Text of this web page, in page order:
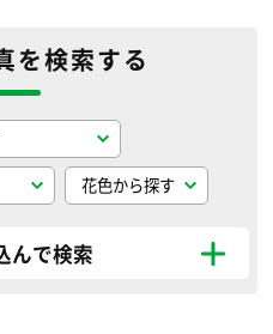
を検索する
んで検索